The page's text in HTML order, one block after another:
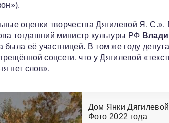
оценки творчества Дягилевой Я. С.».
тогдашний министр культуры РФ
её участницей. В том же году
соцсети, что у Дягилевой
нет слов».
Дом Янки
Фото 2022 года